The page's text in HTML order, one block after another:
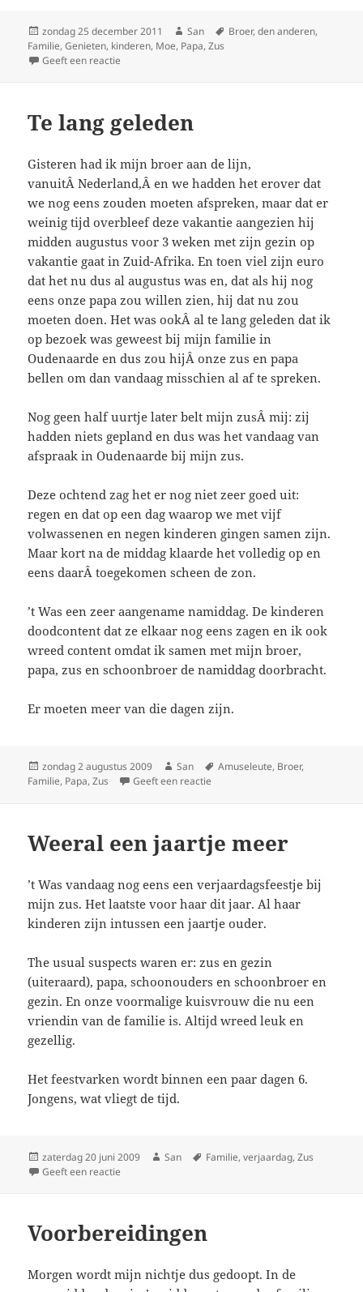
Geplaatst
op
zondag 25 december 2011 Auteur
San Tags
Broer,den anderen,
Familie,Genieten, kinderen, Moe, Papa,Zus
Geeft een reactie
Te lang geleden
Gisteren had ik mijn broer aan de lijn,
vanuitÂ Nederland,Â en we hadden het erover dat
we nog eens zouden moeten afspreken, maar dat er
weinig tijd overbleef deze vakantie aangezien hij
midden augustus voor 3 weken met zijn gezin op
vakantie gaat in Zuid-Afrika. En toen viel zijn euro
dat het nu dus al augustus was en, dat als hij nog
eens onze papa zou willen zien, hij dat nu zou
moeten doen. Het was ookÂ al te lang geleden dat ik
op bezoek was geweest bij mijn familie in
Oudenaarde en dus zou hijÂ onze zus en papa
bellen om dan vandaag misschien al af te spreken.
Nog geen half uurtje later belt mijn zusÂ mij: zij
hadden niets gepland en dus was het vandaag van
afspraak in Oudenaarde bij mijn zus.
Deze ochtend zag het er nog niet zeer goed uit:
regen en dat op een dag waarop we met vijf
volwassenen en negen kinderen gingen samen zijn.
Maar kort na de middag klaarde het volledig op en
eens daarÂ toegekomen scheen de zon.
’t Was een zeer aangename namiddag. De kinderen
doodcontent dat ze elkaar nog eens zagen en ik ook
wreed content omdat ik samen met mijn broer,
papa, zus en schoonbroer de namiddag doorbracht.
Er moeten meer van die dagen zijn.
Geplaatst
op
zondag 2 augustus 2009 Auteur
San Tags
Amuseleute, Broer,
Familie, Papa,Zus Geeft een reactie
Weeral een jaartje meer
’t Was vandaag nog eens een verjaardagsfeestje bij
mijn zus. Het laatste voor haar dit jaar. Al haar
kinderen zijn intussen een jaartje ouder.
The usual suspects waren er: zus en gezin
(uiteraard), papa, schoonouders en schoonbroer en
gezin. En onze voormalige kuisvrouw die nu een
vriendin van de familie is. Altijd wreed leuk en
gezellig.
Het feestvarken wordt binnen een paar dagen 6.
Jongens, wat vliegt de tijd.
Geplaatst
op
zaterdag 20 juni 2009 Auteur
San Tags
Familie,verjaardag,Zus
Geeft een reactie
Voorbereidingen
Morgen wordt mijn nichtje dus gedoopt. In de